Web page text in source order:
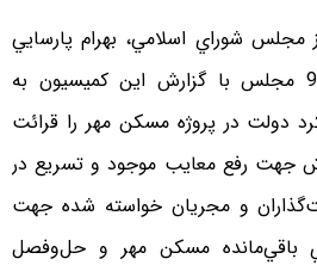
شوراي اسلامي، بهرام پارسايي
سخنگوي كميسيون اصل90 مجلس با گزارش اين كميسيون به
دولت در پروژه مسكن مهر را قرائت
جهت رفع معايب موجود و تسريع در
و مجريان خواسته شده جهت
باقي‌مانده مسكن مهر و حل‌وفصل